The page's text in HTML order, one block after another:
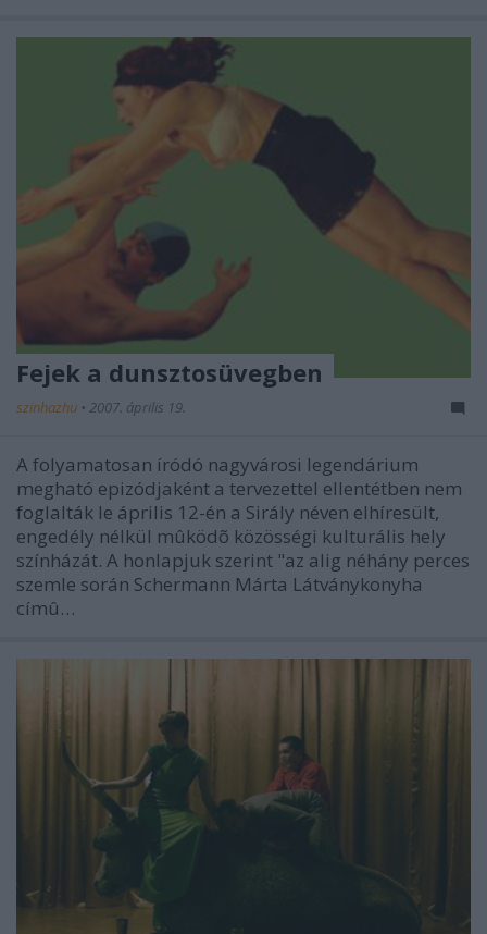
Fejek a dunsztosüvegben
szinhazhu • 2007. április 19.
A folyamatosan íródó nagyvárosi legendárium
megható epizódjaként a tervezettel ellentétben nem
foglalták le április 12-én a Sirály néven elhíresült,
engedély nélkül mûködõ közösségi kulturális hely
színházát. A honlapjuk szerint "az alig néhány perces
szemle során Schermann Márta Látványkonyha
címû…